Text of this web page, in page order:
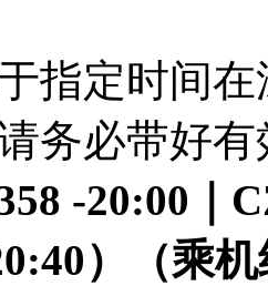
指定时间
务必带好
-20:00｜
）
（乘